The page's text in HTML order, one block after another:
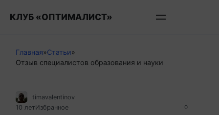
КЛУБ «ОПТИМАЛИСТ»
Главная»Статьи»
Отзыв специалистов образования и науки
0
timavalentinov
10 летИзбранное